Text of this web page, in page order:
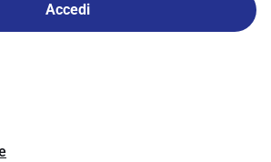
Accedi